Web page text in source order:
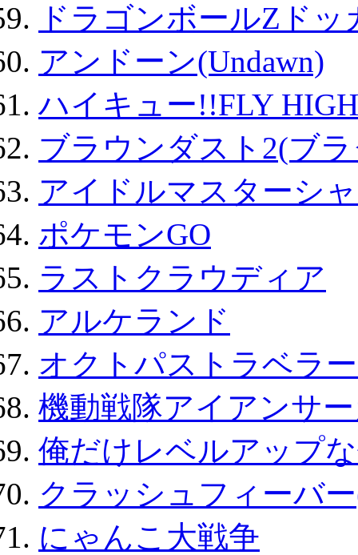
ドラゴンボールZド
アンドーン(Undawn)
ハイキュー!!FLY HIGH
ブラウンダスト2(ブ
アイドルマスターシ
ポケモンGO
ラストクラウディア
アルケランド
オクトパストラベラ
機動戦隊アイアンサ
俺だけレベルアップ
クラッシュフィーバ
にゃんこ大戦争